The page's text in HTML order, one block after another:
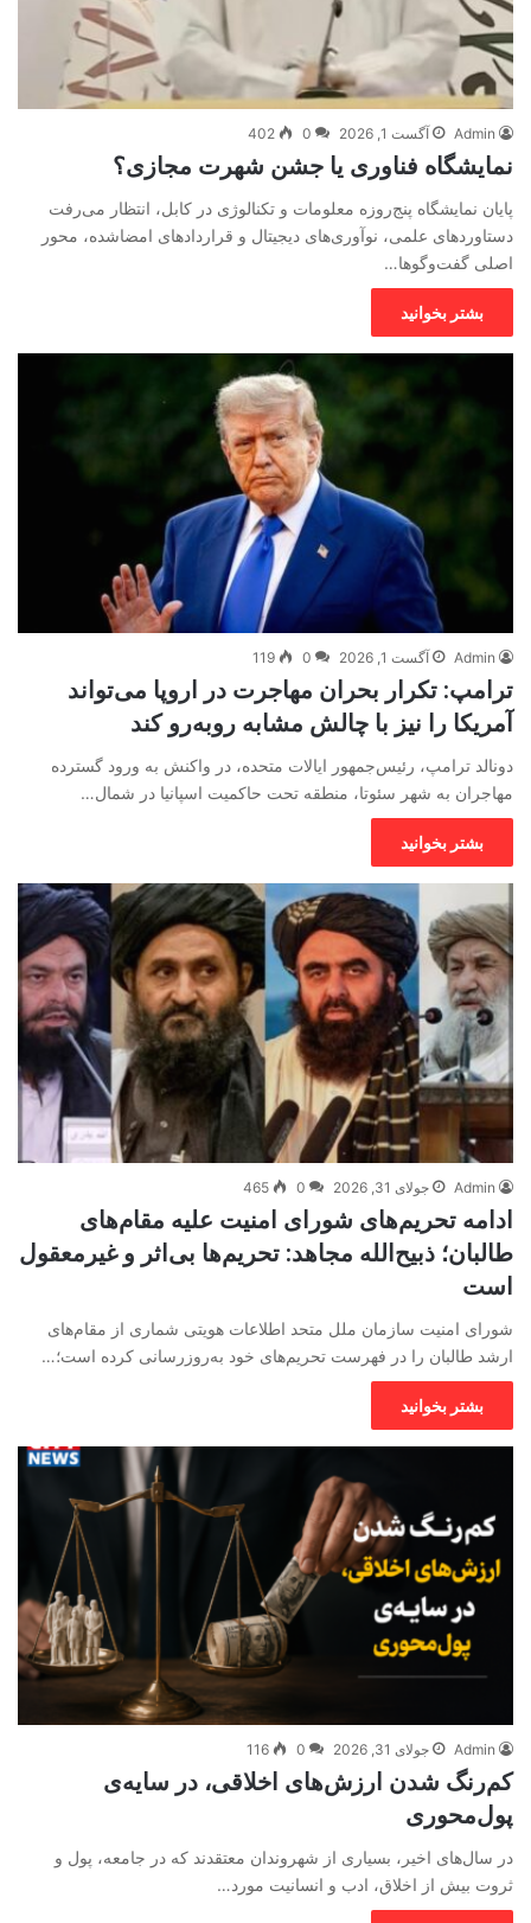
Admin آگست 1, 2026 0
402
نمایشگاه فناوری یا جشن شهرت مجازی؟
پایان نمایشگاه پنج‌روزه معلومات و تکنالوژی در کابل، انتظار می‌رفت
دستاوردهای علمی، نوآوری‌های دیجیتال و قراردادهای امضاشده، محور
اصلی گفت‌وگوها…
بشتر بخوانید
Admin آگست 1, 2026 0
119
ترامپ: تکرار بحران مهاجرت در اروپا می‌تواند
آمریکا را نیز با چالش مشابه روبه‌رو کند
دونالد ترامپ، رئیس‌جمهور ایالات متحده، در واکنش به ورود گسترده
مهاجران به شهر سئوتا، منطقه تحت حاکمیت اسپانیا در شمال…
بشتر بخوانید
Admin جولای 31, 2026 0
465
ادامه تحریم‌های شورای امنیت علیه مقام‌های
طالبان؛ ذبیح‌الله مجاهد: تحریم‌ها بی‌اثر و غیرمعقول
است
شورای امنیت سازمان ملل متحد اطلاعات هویتی شماری از مقام‌های
ارشد طالبان را در فهرست تحریم‌های خود به‌روزرسانی کرده است؛…
بشتر بخوانید
Admin جولای 31, 2026 0
116
کم‌رنگ شدن ارزش‌های اخلاقی، در سایه‌ی
پول‌محوری
در سال‌های اخیر، بسیاری از شهروندان معتقدند که در جامعه، پول و
ثروت بیش از اخلاق، ادب و انسانیت مورد…